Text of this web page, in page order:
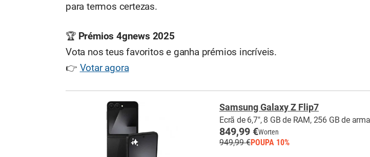
para termos certezas.
🏆 Prémios 4gnews 2025
Vota nos teus favoritos e ganha prémios incríveis.
👉 Votar agora
Samsung Galaxy Z Flip7
Ecrã de 6,7", 8 GB de RAM, 256 GB de
849,99 €Worten
949,99 €POUPA 10%